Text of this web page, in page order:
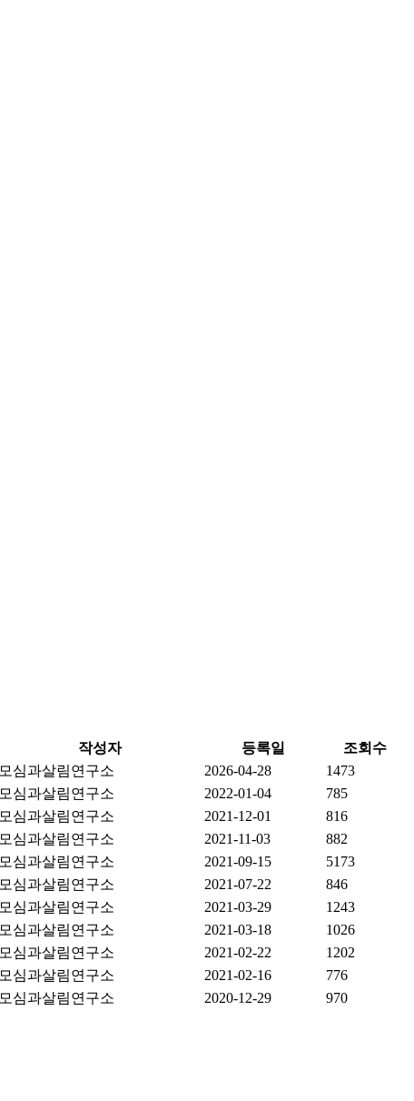
작성자 등록일
조회수
모심과살림연구소 2026-04-28
1473
모심과살림연구소 2022-01-04
785
모심과살림연구소 2021-12-01
816
모심과살림연구소 2021-11-03
882
모심과살림연구소 2021-09-15
5173
모심과살림연구소 2021-07-22
846
모심과살림연구소 2021-03-29
1243
모심과살림연구소 2021-03-18
1026
모심과살림연구소 2021-02-22
1202
모심과살림연구소 2021-02-16
776
모심과살림연구소 2020-12-29
970